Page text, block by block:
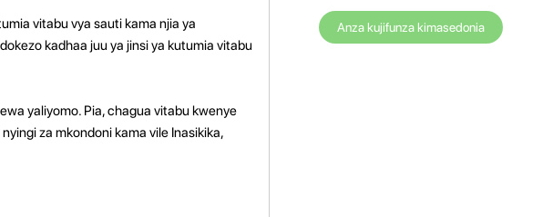
vitabu vya sauti kama njia ya
kadhaa juu ya jinsi ya kutumia vitabu
yaliyomo. Pia, chagua vitabu kwenye
za mkondoni kama vile Inasikika,
Anza kujifunza kimasedonia